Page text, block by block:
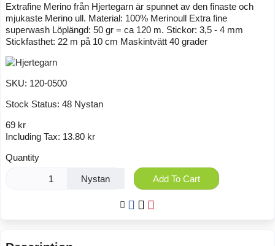
Extrafine Merino från Hjertegarn är spunnet av den finaste och
mjukaste Merino ull. Material: 100% Merinoull Extra fine
superwash Löplängd: 50 gr = ca 120 m. Stickor: 3,5 - 4 mm
Stickfasthet: 22 m på 10 cm Maskintvätt 40 grader
SKU: 120-0500
Stock Status: 48 Nystan
69 kr
Including Tax: 13.80 kr
Quantity
Nystan Add To Cart